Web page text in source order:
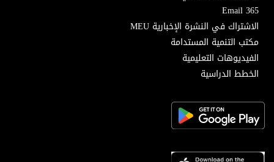
Email 365
الاشتراك في النشرة الإخبارية MEU
مكتب التنمية المستدامة
الفيديوهات التعليمية
الخطط الدراسية